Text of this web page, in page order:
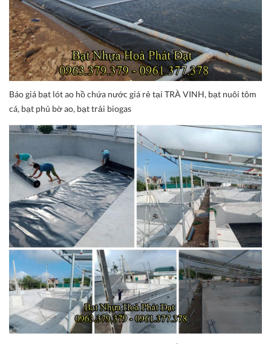
Báo giá bạt lót ao hồ chứa nước giá rẻ tại TRÀ VINH, bạt nuôi tôm
cá, bạt phủ bờ ao, bạt trải biogas